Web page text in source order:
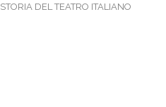
STORIA DEL TEATRO ITALIANO